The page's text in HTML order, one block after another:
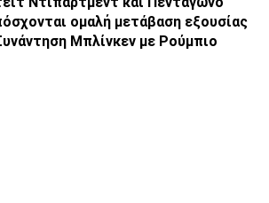
ομαλή μετάβαση εξουσίας
Μπλίνκεν με Ρούμπιο